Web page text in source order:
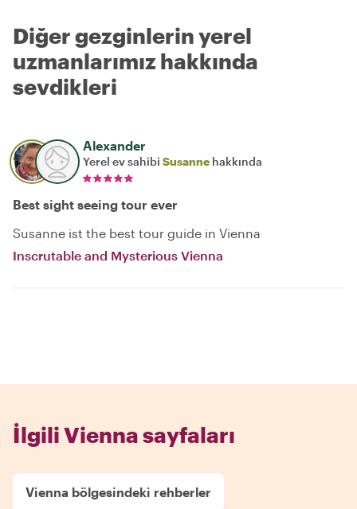
Diğer gezginlerin yerel
uzmanlarımız hakkında
sevdikleri
Alexander
Yerel ev sahibi Susanne hakkında
Best sight seeing tour ever
Susanne ist the best tour guide in Vienna
Inscrutable and Mysterious Vienna
İlgili Vienna sayfaları
Vienna bölgesindeki rehberler